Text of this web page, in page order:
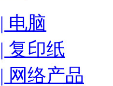
电脑
复印纸
网络产品